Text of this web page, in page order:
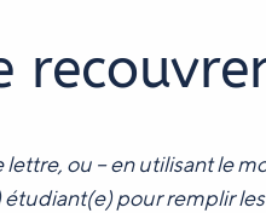
lettre, ou – en utilisant le
pour remplir